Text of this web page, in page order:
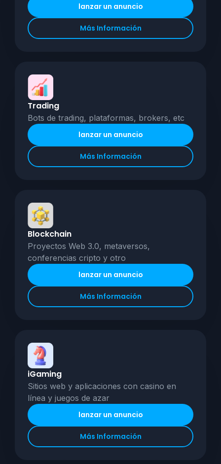
lanzar un anuncio
Más Información
Trading
Bots de trading, plataformas, brokers, etc
lanzar un anuncio
Más Información
Blockchain
Proyectos Web 3.0, metaversos,
conferencias cripto y otro
lanzar un anuncio
Más Información
iGaming
Sitios web y aplicaciones con casino en
línea y juegos de azar
lanzar un anuncio
Más Información